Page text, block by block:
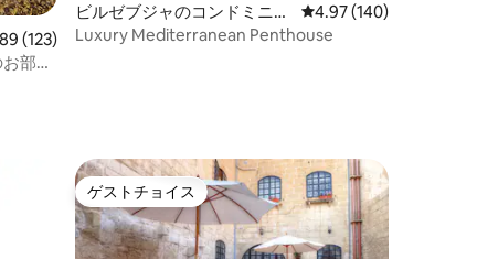
ュー123件、5つ星中4.89つ星の平均評価
(123)
部
ビルゼブジャのコンドミニア
ム
レビュー140件、5つ
4.97 (140)
Luxury Mediterranean Penthouse
ゲストチョイス
ゲストチョイス